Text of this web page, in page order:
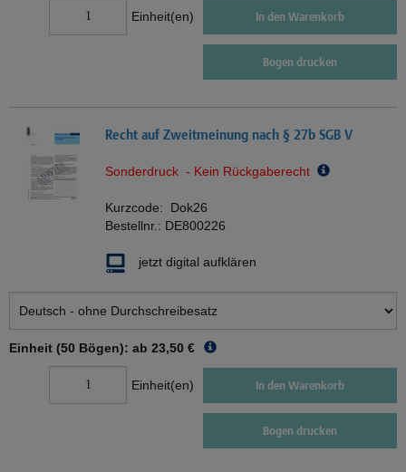
Einheit(en) In den Warenkorb
Bogen drucken
Recht auf Zweitmeinung nach § 27b SGB V
Sonderdruck - Kein Rückgaberecht
Kurzcode: Dok26
Bestellnr.: DE800226
jetzt digital aufklären
Einheit (50 Bögen): ab 23,50 €
Einheit(en) In den Warenkorb
Bogen drucken